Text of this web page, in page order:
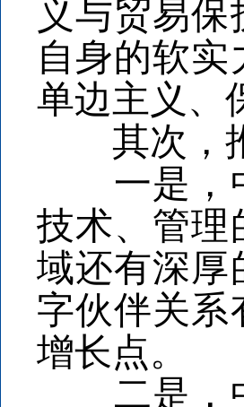
义与贸易
自身的软
单边主义、
其次，推
一是，中
技术、管理
域还有深厚
字伙伴关系
增长点。
二是，中